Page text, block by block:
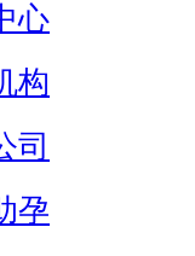
心
构
司
孕